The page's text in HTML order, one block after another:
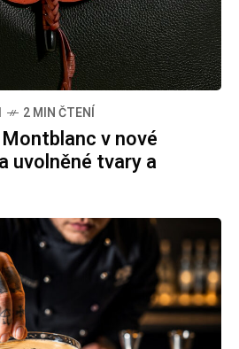
2 MIN ČTENÍ
v nové
uvolněné tvary a